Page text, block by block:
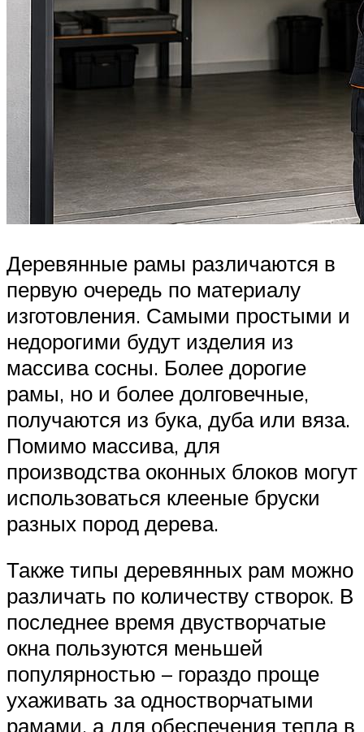
Деревянные рамы различаются в
первую очередь по материалу
изготовления. Самыми простыми и
недорогими будут изделия из
массива сосны. Более дорогие
рамы, но и более долговечные,
получаются из бука, дуба или вяза.
Помимо массива, для
производства оконных блоков могут
использоваться клееные бруски
разных пород дерева.
Также типы деревянных рам можно
различать по количеству створок. В
последнее время двустворчатые
окна пользуются меньшей
популярностью – гораздо проще
ухаживать за одностворчатыми
рамами, а для обеспечения тепла в